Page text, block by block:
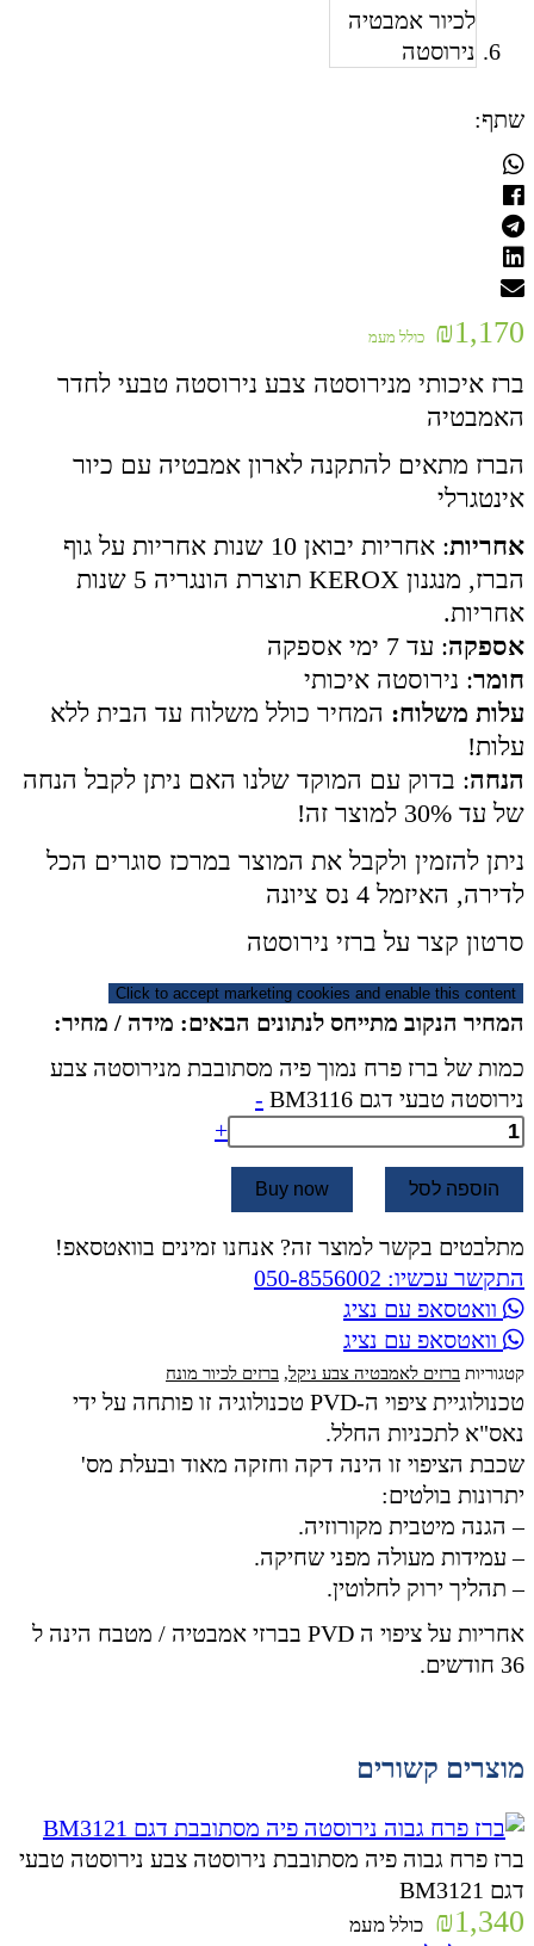
שתף:
₪1,170 כולל מעמ
ברז איכותי מנירוסטה צבע נירוסטה טבעי לחדר
האמבטיה
הברז מתאים להתקנה לארון אמבטיה עם כיור
אינטגרלי
אחריות
: אחריות יבואן 10 שנות אחריות על גוף
הברז, מנגנון KEROX תוצרת הונגריה 5 שנות
אחריות.
אספקה: עד 7 ימי אספקה
חומר: נירוסטה איכותי
עלות משלוח: המחיר כולל משלוח עד הבית ללא
עלות!
הנחה: בדוק עם המוקד שלנו האם ניתן לקבל הנחה
של עד 30% למוצר זה!
ניתן להזמין ולקבל את המוצר במרכז סוגרים הכל
לדירה, האיזמל 4 נס ציונה
סרטון קצר על ברזי נירוסטה
Click to accept marketing cookies and enable this content
המחיר הנקוב מתייחס לנתונים הבאים: מידה / מחיר:
כמות של ברז פרח נמוך פיה מסתובבת מנירוסטה צבע
נירוסטה טבעי דגם BM3116
-
+
הוספה לסל Buy now
מתלבטים בקשר למוצר זה? אנחנו זמינים בוואטסאפ!
התקשר עכשיו: 050-8556002
וואטסאפ עם נציג
וואטסאפ עם נציג
קטגוריות ברזים לאמבטיה צבע ניקל, ברזים לכיור מונח
טכנולוגיית ציפוי ה-PVD טכנולוגיה זו פותחה על ידי
נאס"א לתכניות החלל.
שכבת הציפוי זו הינה דקה וחזקה מאוד ובעלת מס'
יתרונות בולטים:
– הגנה מיטבית מקורוזיה.
– עמידות מעולה מפני שחיקה.
– תהליך ירוק לחלוטין.
אחריות על ציפוי ה PVD בברזי אמבטיה / מטבח הינה ל
36 חודשים.
מוצרים קשורים
ברז פרח גבוה פיה מסתובבת נירוסטה צבע נירוסטה טבעי
דגם BM3121
₪1,340 כולל מעמ